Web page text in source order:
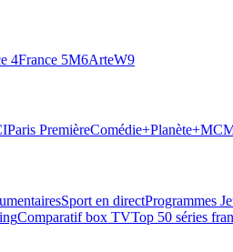
4France 5M6ArteW9
Paris PremièreComédie+Planète+
Sport en directProgrammes
Comparatif box TVTop 50 séries